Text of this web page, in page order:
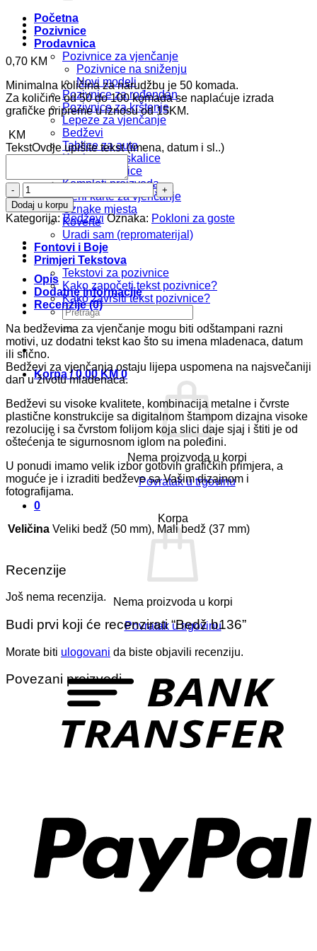
Početna
Pozivnice
Prodavnica
Pozivnice za vjenčanje
Pozivnice na sniženju
Novi modeli
Pozivnice za rođendan
Pozivnice za krštenje
Lepeze za vjenčanje
Bedževi
Tablice za auto
Kartice za prskalice
Foto zahvalnice
Kompleti proizvoda
Meni karte za vjenčanje
Oznake mjesta
Koverte
Uradi sam (repromaterijal)
Fontovi i Boje
Primjeri Tekstova
Tekstovi za pozivnice
Kako započeti tekst pozivnice?
Kako završiti tekst pozivnice?
Pretraži:
Korpa /0,00KM 0
Nema proizvoda u korpi
Povratak u trgovinu
0
Korpa
Nema proizvoda u korpi
Povratak u trgovinu
0,70 KM
Minimalna količina za narudžbu je 50 komada.
Za količine od 50 do 100 komada se naplaćuje izrada
grafičke pripreme u iznosu od 15KM.
KM
TekstOvdje upišite tekst (imena, datum i sl..)
Bedž
b136
količina
Dodaj u korpu
Kategorija:Bedževi Oznaka: Pokloni za goste
Opis
Dodatne informacije
Recenzije (0)
Na bedževima za vjenčanje mogu biti odštampani razni
motivi, uz dodatni tekst kao što su imena mladenaca, datum
ili slično.
Bedževi za vjenčanja ostaju lijepa uspomena na najsvečaniji
dan u životu mladenaca.
Bedževi su visoke kvalitete, kombinacija metalne i čvrste
plastične konstrukcije sa digitalnom štampom dizajna visoke
rezolucije i sa čvrstom folijom koja slici daje sjaj i štiti je od
oštećenja te sigurnosnom iglom na poleđini.
U ponudi imamo velik izbor gotovih grafičkih primjera, a
moguće je i izraditi bedževe sa Vašim dizajnom i
fotografijama.
Veličina Veliki bedž (50 mm), Mali bedž (37 mm)
Recenzije
Još nema recenzija.
Budi prvi koji će recenzirati “Bedž b136”
Morate biti ulogovani da biste objavili recenziju.
Povezani proizvodi